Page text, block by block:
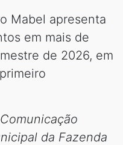
Mabel apresenta
em mais de
de 2026, em
da Fazenda